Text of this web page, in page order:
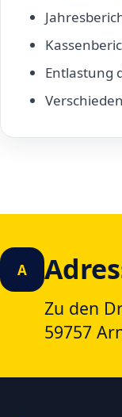
Entlastung
A
Zu den
59757